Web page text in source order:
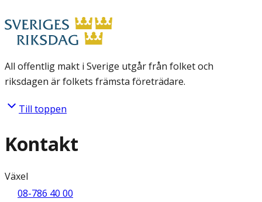
All offentlig makt i Sverige utgår från folket och
riksdagen är folkets främsta företrädare.
Till toppen
Kontakt
Växel
08-786 40 00